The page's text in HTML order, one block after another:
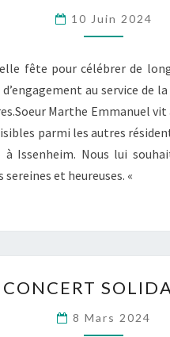
DE
SR
:
5
2024
10 Juin 2024
fête pour célébrer de
au service de
Marthe Emmanuel vit
parmi les autres
à Issenheim. Nous lui
sereines et heureuses. «
SOLIDAIRE
CONCERT
8 Mars 2024